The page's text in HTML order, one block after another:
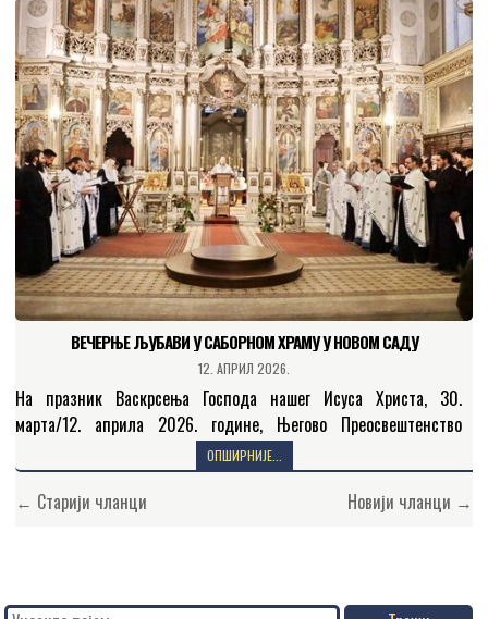
ВЕЧЕРЊЕ ЉУБАВИ У САБОРНОМ ХРАМУ У НОВОМ САДУ
12. АПРИЛ 2026.
На празник Васкрсења Господа нашег Исуса Христа, 30.
марта/12. априла 2026. године, Његово Преосвештенство
Епископ мохачки господин Дамаскин началствовао је на
пасхалном вечерњем богослужењу у…
ОПШИРНИЈЕ...
Кретање
← Старији чланци Новији чланци →